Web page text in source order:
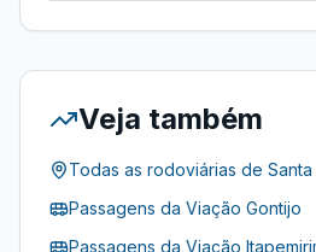
Veja também
Todas as rodoviárias de
Passagens da Viação Gontijo
Passagens da Viação